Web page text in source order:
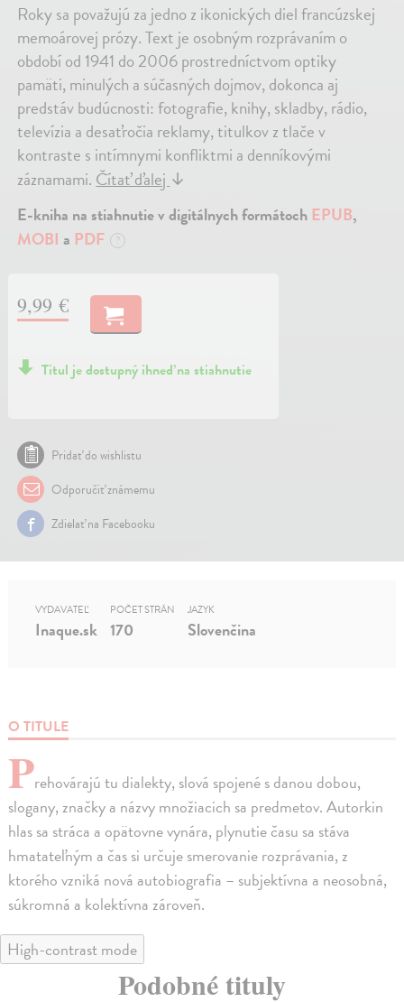
Roky sa považujú za jedno z ikonických diel francúzskej
memoárovej prózy. Text je osobným rozprávaním o
období od 1941 do 2006 prostredníctvom optiky
pamäti, minulých a súčasných dojmov, dokonca aj
predstáv budúcnosti: fotografie, knihy, skladby, rádio,
televízia a desaťročia reklamy, titulkov z tlače v
kontraste s intímnymi konfliktmi a denníkovými
záznamami.Čítať ďalej↓
E-kniha na stiahnutie v digitálnych formátoch EPUB,
MOBI a PDF ?
9,99 €
Titul je dostupný ihneď na stiahnutie
Pridať do wishlistu
Odporučiť známemu
Zdielať na Facebooku
O TITULE
Prehovárajú tu dialekty, slová spojené s danou dobou,
slogany, značky a názvy množiacich sa predmetov. Autorkin
hlas sa stráca a opätovne vynára, plynutie času sa stáva
hmatateľným a čas si určuje smerovanie rozprávania, z
ktorého vzniká nová autobiografia – subjektívna a neosobná,
súkromná a kolektívna zároveň.
VYDAVATEĽ
Inaque.sk
POČET STRÁN
170
JAZYK
Slovenčina
High-contrast mode
Podobné tituly